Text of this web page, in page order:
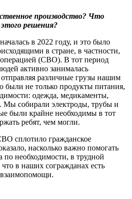
производство? Что
решения?
в 2022 году, и это было
в стране, в частности,
(СВО). В тот период
активно занималась
различные грузы нашим
были не только продукты питания,
одежда, медикаменты,
Мы собирали электроды, трубы и
были крайне необходимы в тот
ребят, чем могли.
сплотило гражданское
насколько важно помогать
по необходимости, в трудной
в наших согражданах есть
взаимопомощи.